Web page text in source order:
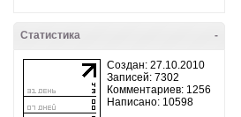
-
Статистика
Создан: 27.10.2010
Записей: 7302
Комментариев: 1256
Написано: 10598